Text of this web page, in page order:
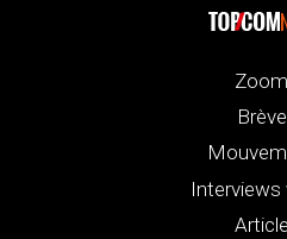
Interviews